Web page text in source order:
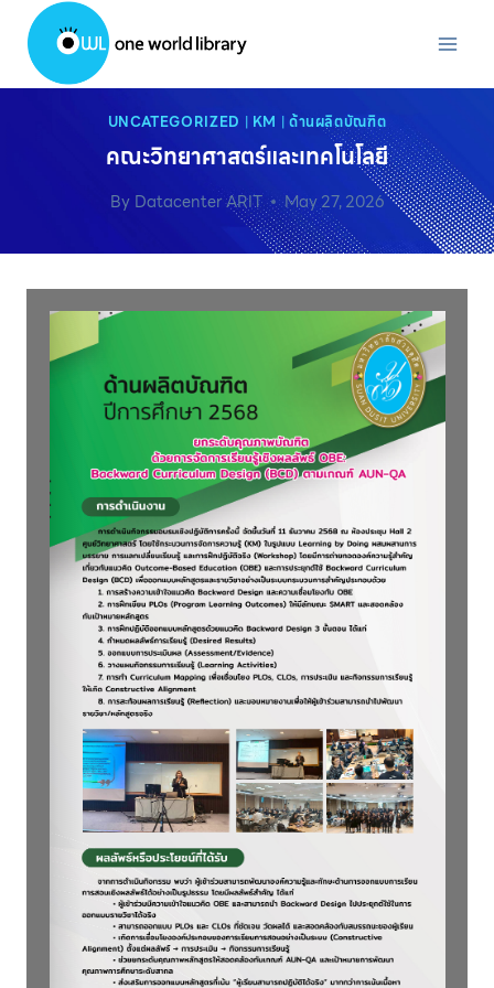
Skip
content
UNCATEGORIZED | KM | ด้านผลิตบัณฑิต
คณะวิทยาศาสตร์และเทคโนโลยี
By Datacenter ARIT May 27, 2026